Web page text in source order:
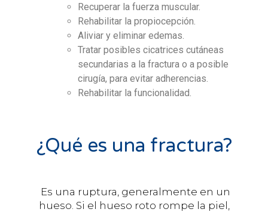
Recuperar la fuerza muscular.
Rehabilitar la propiocepción.
Aliviar y eliminar edemas.
Tratar posibles cicatrices cutáneas
secundarias a la fractura o a posible
cirugía, para evitar adherencias.
Rehabilitar la funcionalidad.
¿Qué es una fractura?
Es una ruptura, generalmente en un
hueso. Si el hueso roto rompe la piel,